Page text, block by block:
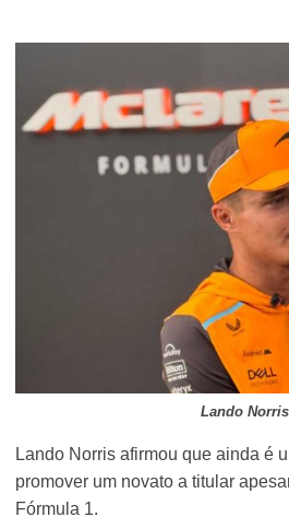
Lando Norris
Lando Norris afirmou que ainda é
promover um novato a titular
Fórmula 1.